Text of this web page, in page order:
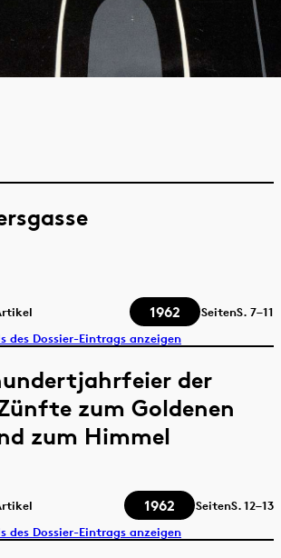
1962 SeitenS. 7–11
des Dossier-Eintrags anzeigen
der
zum Goldenen
zum Himmel
1962 SeitenS.12–13
des Dossier-Eintrags anzeigen